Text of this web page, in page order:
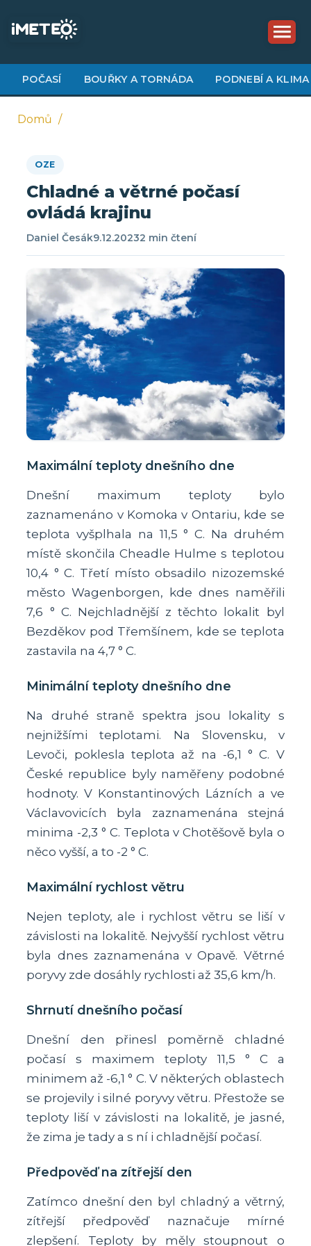
obsahu
POČASÍ BOUŘKY A TORNÁDA PODNEBÍ A KLIMA
navigace
Domů
OZE
Chladné a větrné počasí
ovládá krajinu
Daniel Česák9.12.20232 min čtení
Maximální teploty dnešního dne
Dnešní maximum teploty bylo
zaznamenáno v Komoka v Ontariu, kde se
teplota vyšplhala na 11,5 ° C. Na druhém
místě skončila Cheadle Hulme s teplotou
10,4 ° C. Třetí místo obsadilo nizozemské
město Wagenborgen, kde dnes naměřili
7,6 ° C. Nejchladnější z těchto lokalit byl
Bezděkov pod Třemšínem, kde se teplota
zastavila na 4,7 ° C.
Minimální teploty dnešního dne
Na druhé straně spektra jsou lokality s
nejnižšími teplotami. Na Slovensku, v
Levoči, poklesla teplota až na -6,1 ° C. V
České republice byly naměřeny podobné
hodnoty. V Konstantinových Lázních a ve
Václavovicích byla zaznamenána stejná
minima -2,3 ° C. Teplota v Chotěšově byla o
něco vyšší, a to -2 ° C.
Maximální rychlost větru
Nejen teploty, ale i rychlost větru se liší v
závislosti na lokalitě. Nejvyšší rychlost větru
byla dnes zaznamenána v Opavě. Větrné
poryvy zde dosáhly rychlosti až 35,6 km/h.
Shrnutí dnešního počasí
Dnešní den přinesl poměrně chladné
počasí s maximem teploty 11,5 ° C a
minimem až -6,1 ° C. V některých oblastech
se projevily i silné poryvy větru. Přestože se
teploty liší v závislosti na lokalitě, je jasné,
že zima je tady a s ní i chladnější počasí.
Předpověď na zítřejší den
Zatímco dnešní den byl chladný a větrný,
zítřejší předpověď naznačuje mírné
zlepšení. Teploty by měly stoupnout o